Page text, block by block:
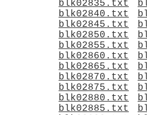
blk02835.txt
blk02840.txt
blk02845.txt
blk02850.txt
blk02855.txt
blk02860.txt
blk02865.txt
blk02870.txt
blk02875.txt
blk02880.txt
blk02885.txt